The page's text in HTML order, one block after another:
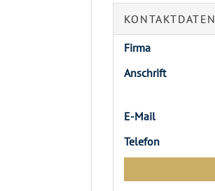
KONTAKTDATEN
Firma
Anschrift
E-Mail
Telefon